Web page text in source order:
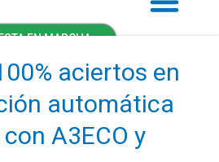
EN MARCHA
aciertos en
automática
A3ECO y